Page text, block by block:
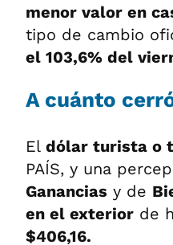
menor valor en
tipo de cambio
el 103,6% del
A cuánto
El dólar turista o
PAÍS, y una
Ganancias y de
en el exterior de
$406,16.